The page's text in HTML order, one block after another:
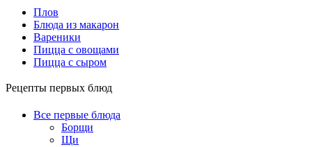
Плов
Блюда из макарон
Вареники
Пицца с овощами
Пицца с сыром
Рецепты первых блюд
Все первые блюда
Борщи
Щи